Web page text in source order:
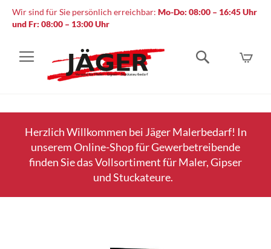
Wir sind für Sie persönlich erreichbar: Mo-Do: 08:00 – 16:45 Uhr
und Fr: 08:00 – 13:00 Uhr
Herzlich Willkommen bei Jäger Malerbedarf! In
unserem Online-Shop für Gewerbetreibende
finden Sie das Vollsortiment für Maler, Gipser
und Stuckateure.